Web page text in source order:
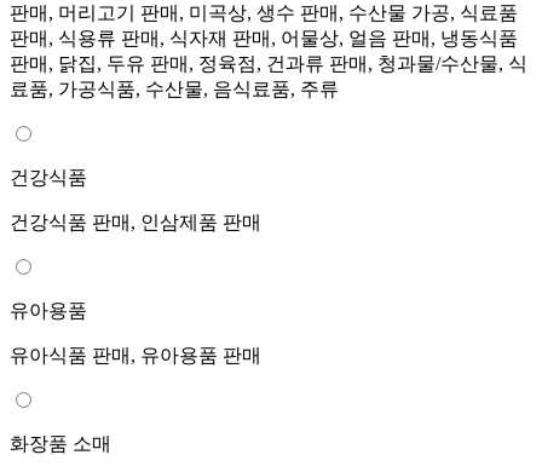
판매, 머리고기 판매, 미곡상, 생수 판매, 수산물 가공, 식료품
판매, 식용류 판매, 식자재 판매, 어물상, 얼음 판매, 냉동식품
판매, 닭집, 두유 판매, 정육점, 건과류 판매, 청과물/수산물, 식
료품, 가공식품, 수산물, 음식료품, 주류
건강식품
건강식품 판매, 인삼제품 판매
유아용품
유아식품 판매, 유아용품 판매
화장품 소매